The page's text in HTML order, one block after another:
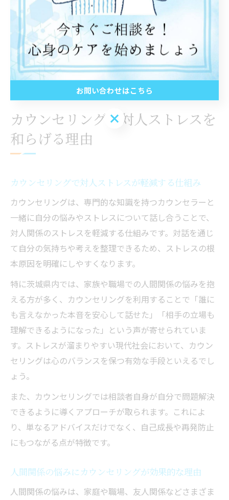
自分らしい解決策を見つけるためには、案内情報を参考
にしながら、無理のない範囲で相談を始めてみることが
大切です。疑問や不安がある場合は事前に問い合わせを
行い、納得したうえでカウンセリングをスタートしまし
ょう。
カウンセリングが対人ストレスを
和らげる理由
カウンセリングで対人ストレスが軽減する仕組み
カウンセリングは、専門的な知識を持つカウンセラーと
一緒に自分の悩みやストレスについて話し合うことで、
対人関係のストレスを軽減する仕組みです。対話を通じ
て自分の気持ちや考えを整理できるため、ストレスの根
本原因を明確にしやすくなります。
特に茨城県内では、家族や職場での人間関係の悩みを抱
える方が多く、カウンセリングを利用することで「誰に
も言えなかった本音を安心して話せた」「相手の立場も
理解できるようになった」という声が寄せられていま
す。ストレスが溜まりやすい現代社会において、カウン
セリングは心のバランスを保つ有効な手段といえるでし
ょう。
また、カウンセリングでは相談者自身が自分で問題解決
できるように導くアプローチが取られます。これによ
り、単なるアドバイスだけでなく、自己成長や再発防止
にもつながる点が特徴です。
人間関係の悩みにカウンセリングが効果的な理由
人間関係の悩みは、家庭や職場、友人関係などさまざま
お問い合わせはこちら
お問い合わせはこちら